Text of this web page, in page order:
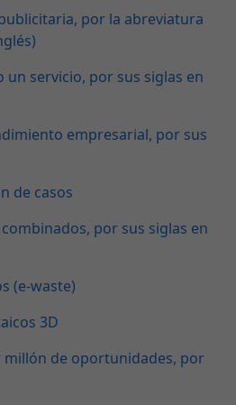
por la abreviatura
un servicio, por sus siglas en
empresarial, por sus
de casos
por sus siglas en
(e-waste)
3D
millón de oportunidades, por